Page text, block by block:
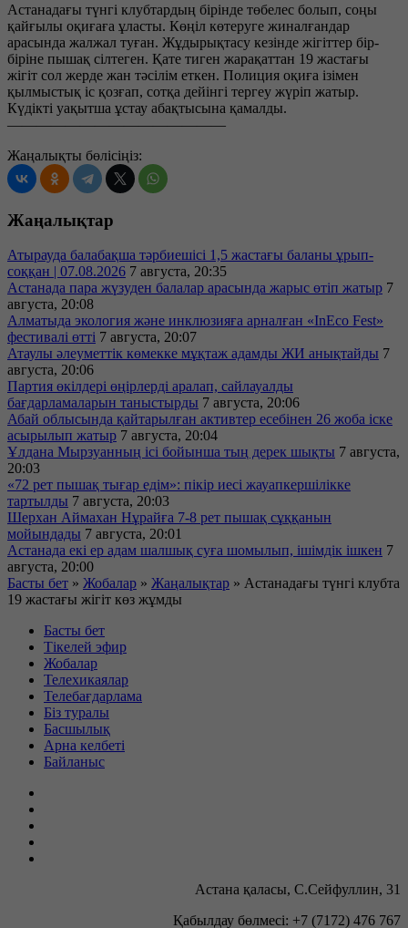
Астанадағы түнгі клубтардың бірінде төбелес болып, соңы
қайғылы оқиғаға ұласты. Көңіл көтеруге жиналғандар
арасында жалжал туған. Жұдырықтасу кезінде жігіттер бір-
біріне пышақ сілтеген. Қате тиген жарақаттан 19 жастағы
жігіт сол жерде жан тәсілім еткен. Полиция оқиға ізімен
қылмыстық іс қозғап, сотқа дейінгі тергеу жүріп жатыр.
Күдікті уақытша ұстау абақтысына қамалды.
———————————————
Жаңалықты бөлісіңіз:
Жаңалықтар
Атырауда балабақша тәрбиешісі 1,5 жастағы баланы ұрып-
соққан | 07.08.2026 7 августа, 20:35
Астанада пара жүзуден балалар арасында жарыс өтіп жатыр 7
августа, 20:08
Алматыда экология және инклюзияға арналған «InEco Fest»
фестивалі өтті 7 августа, 20:07
Атаулы әлеуметтік көмекке мұқтаж адамды ЖИ анықтайды 7
августа, 20:06
Партия өкілдері өңірлерді аралап, сайлауалды
бағдарламаларын таныстырды 7 августа, 20:06
Абай облысында қайтарылған активтер есебінен 26 жоба іске
асырылып жатыр 7 августа, 20:04
Ұлдана Мырзуанның ісі бойынша тың дерек шықты 7 августа,
20:03
«72 рет пышақ тығар едім»: пікір иесі жауапкершілікке
тартылды 7 августа, 20:03
Шерхан Аймахан Нұрайға 7-8 рет пышақ сұққанын
мойындады 7 августа, 20:01
Астанада екі ер адам шалшық суға шомылып, ішімдік ішкен 7
августа, 20:00
Басты бет » Жобалар » Жаңалықтар » Астанадағы түнгі клубта
19 жастағы жігіт көз жұмды
Басты бет
Тікелей эфир
Жобалар
Телехикаялар
Телебағдарлама
Біз туралы
Басшылық
Арна келбеті
Байланыс
Астана қаласы, С.Сейфуллин, 31
Қабылдау бөлмесі: +7 (7172) 476 767